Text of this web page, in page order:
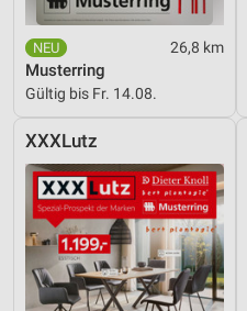
26,8 km
Musterring
Gültig bis Fr. 14.08.
XXXLutz